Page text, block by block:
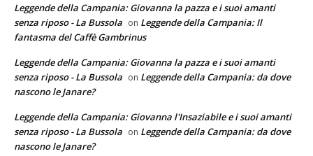
Leggende della Campania: Giovanna la pazza e i suoi amanti
senza riposo - La Bussola on Leggende della Campania: Il
fantasma del Caffè Gambrinus
Leggende della Campania: Giovanna la pazza e i suoi amanti
senza riposo - La Bussola on Leggende della Campania: da dove
nascono le Janare?
Leggende della Campania: Giovanna l'Insaziabile e i suoi amanti
senza riposo - La Bussola on Leggende della Campania: da dove
nascono le Janare?